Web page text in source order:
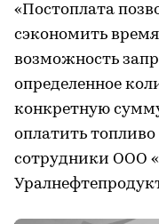
«Постоплата
сэкономить
возможность
определенное
конкретную
оплатить
сотрудники ООО